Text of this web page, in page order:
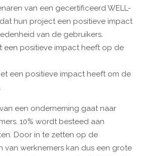
van een gecertificeerd WELL-
hun project een positieve impact
van de gebruikers.
een positieve impact heeft op de
een positieve impact heeft om de
een onderneming gaat naar
10% wordt besteed aan
Door in te zetten op de
van werknemers kan dus een grote